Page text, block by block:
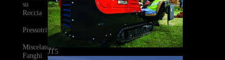
su
Roccia
Pressotrivelle
Miscelatori
Fanghi
JT5